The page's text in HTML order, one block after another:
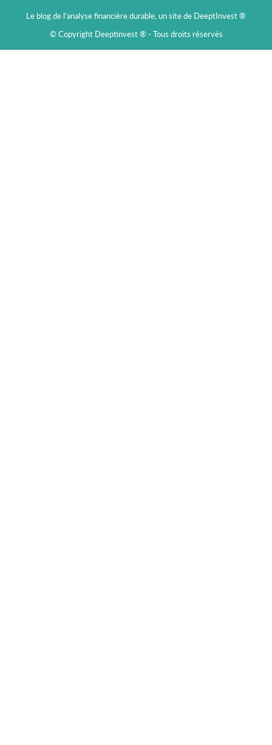
Le blog de l'analyse financière durable, un site de DeeptInvest ®
© Copyright Deeptinvest ® - Tous droits réservés